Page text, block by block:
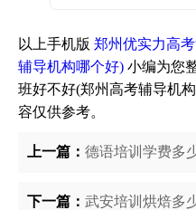
以上手机版 郑州优实力高
辅导机构哪个好) 小编为您
班好不好(郑州高考辅导机
容仅供参考。
上一篇： 德语培训学费多
下一篇： 武安培训烘焙多